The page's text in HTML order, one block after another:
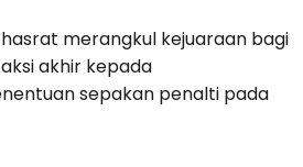
merangkul kejuaraan bagi
akhir kepada
sepakan penalti pada